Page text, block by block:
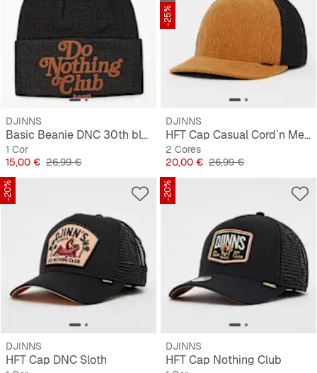
DJINNS
Basic Beanie DNC 30th black
1 Cor
Preço
15,00 € Preço original
26,99 €
-25%
DJINNS
HFT Cap Casual Cord´n Mesh
2 Cores
Preço
20,00 € Preço original
26,99 €
-20%
DJINNS
HFT Cap DNC Sloth
-20%
DJINNS
HFT Cap Nothing Club